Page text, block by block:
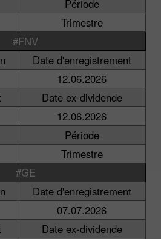
Période
Trimestre
#FNV
Date d'enregistrement
12.06.2026
Date ex-dividende
12.06.2026
Période
Trimestre
#GE
Date d'enregistrement
07.07.2026
Date ex-dividende